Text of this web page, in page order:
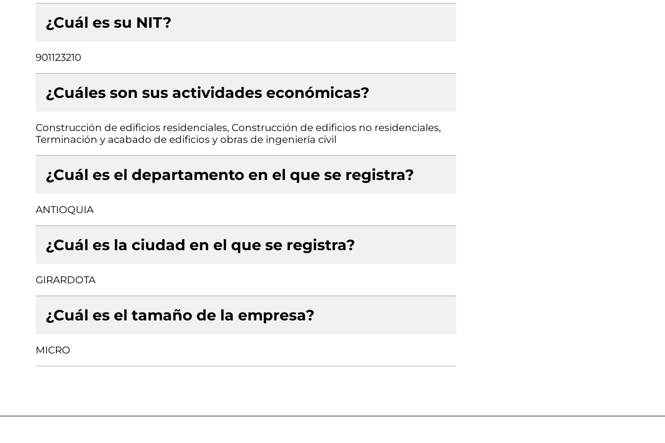
¿Cuál es su NIT?
901123210
¿Cuáles son sus actividades económicas?
Construcción de edificios residenciales, Construcción de edificios no residenciales,
Terminación y acabado de edificios y obras de ingeniería civil
¿Cuál es el departamento en el que se registra?
ANTIOQUIA
¿Cuál es la ciudad en el que se registra?
GIRARDOTA
¿Cuál es el tamaño de la empresa?
MICRO